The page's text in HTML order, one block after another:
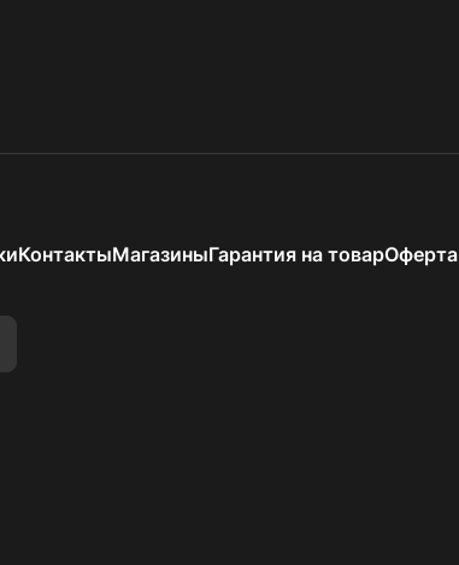
КонтактыМагазиныГарантия на товарОферта